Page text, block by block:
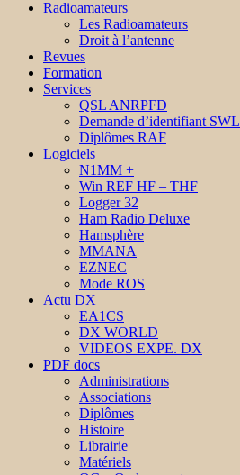
Radioamateurs
Les Radioamateurs
Droit à l’antenne
Revues
Formation
Services
QSL ANRPFD
Demande d’identifiant SWL
Diplômes RAF
Logiciels
N1MM +
Win REF HF – THF
Logger 32
Ham Radio Deluxe
Hamsphère
MMANA
EZNEC
Mode ROS
Actu DX
EA1CS
DX WORLD
VIDEOS EXPE. DX
PDF docs
Administrations
Associations
Diplômes
Histoire
Librairie
Matériels